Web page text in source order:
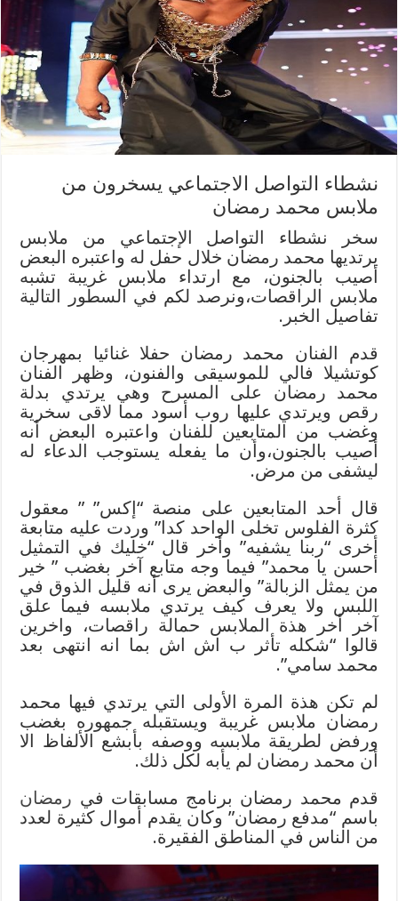
نشطاء التواصل الاجتماعي يسخرون من
ملابس محمد رمضان
سخر نشطاء التواصل الإجتماعي من ملابس
يرتديها محمد رمضان خلال حفل له واعتبره البعض
أصيب بالجنون، مع ارتداء ملابس غريبة تشبه
ملابس الراقصات،ونرصد لكم في السطور التالية
تفاصيل الخبر.
قدم الفنان محمد رمضان حفلا غنائيا بمهرجان
كوتشيلا فالي للموسيقى والفنون، وظهر الفنان
محمد رمضان على المسرح وهي يرتدي بدلة
رقص ويرتدي عليها روب أسود مما لاقى سخرية
وغضب من المتابعين للفنان واعتبره البعض أنه
أصيب بالجنون،وأن ما يفعله يستوجب الدعاء له
ليشفى من مرض.
قال أحد المتابعين على منصة “إكس” ” معقول
كثرة الفلوس تخلى الواحد كدا” وردت عليه متابعة
أخرى “ربنا يشفيه” وأخر قال “خليك في التمثيل
أحسن يا محمد” فيما وجه متابع آخر بغضب ” خير
من يمثل الزبالة” والبعض يرى أنه قليل الذوق في
اللبس ولا يعرف كيف يرتدي ملابسه فيما علق
آخر أخر هذة الملابس حمالة راقصات، واخرين
قالوا “شكله تأثر ب اش اش بما انه انتهى بعد
محمد سامي”.
لم تكن هذة المرة الأولى التي يرتدي فيها محمد
رمضان ملابس غريبة ويستقبله جمهوره بغضب
ورفض لطريقة ملابسه ووصفه بأبشع الألفاظ الا
أن محمد رمضان لم يأبه لكل ذلك.
قدم محمد رمضان برنامج مسابقات في رمضان
باسم “مدفع رمضان” وكان يقدم أموال كثيرة لعدد
من الناس في المناطق الفقيرة.